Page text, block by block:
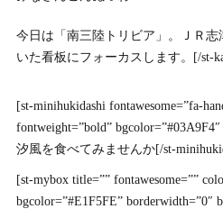
今日は「南三陸トリビア」。ＪＲ
いた看板にフォーカスします。[/st-
[st-minihukidashi fontawesome=”fa-
fontweight=”bold”
汐風を食べてみませんか[/st-
[st-mybox title=”” fontawesome=””
bgcolor=”#E1F5FE” borderwidth=”0″